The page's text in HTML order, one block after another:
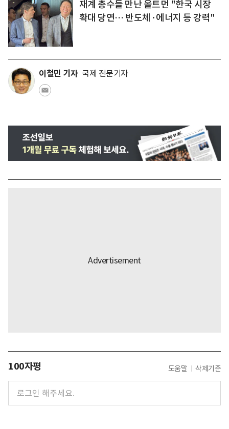
재계 총수들 만난 올트먼 "한국 시장
확대 당연… 반도체·에너지 등 강력"
이철민 기자 국제 전문기자
100자평 도움말 삭제기준